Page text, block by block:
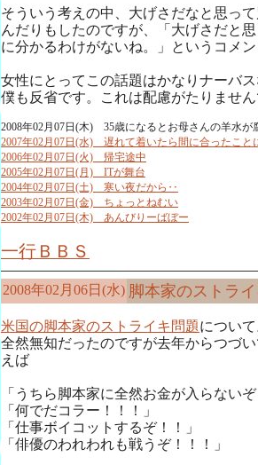
そういう考えの中、大げさだなと思っ
んだりもしたのですが、「大げさだと
に分かるわけがないね。」というコメ
女性にとってこの話題はかなりナーバ
僕も反省です。これは配慮がたりませ
2008年02月07日(木) 35歳になるとお母さんの羊水が
2007年02月07日(水) 遅れて着いたら間に合ったこと
2006年02月07日(火) 帰宅途中
2005年02月07日(月) ITが舞台
2004年02月07日(土) 寒い夜だから‥
2003年02月07日(金) ちょっとねむい
2002年02月07日(木) あんびりーばぼー
一行ＢＢＳ
2008年02月06日(水) 脚本家のストラ
米国の脚本家のストライキ問題につい
全然無知だったのですが去年からつづ
えば
「うちら脚本家に全然お金が入らない
「何でだコラー！！！」
「仕事ボイコットするぞ！！」
「俳優のわれわれも戦うぞ！！！」